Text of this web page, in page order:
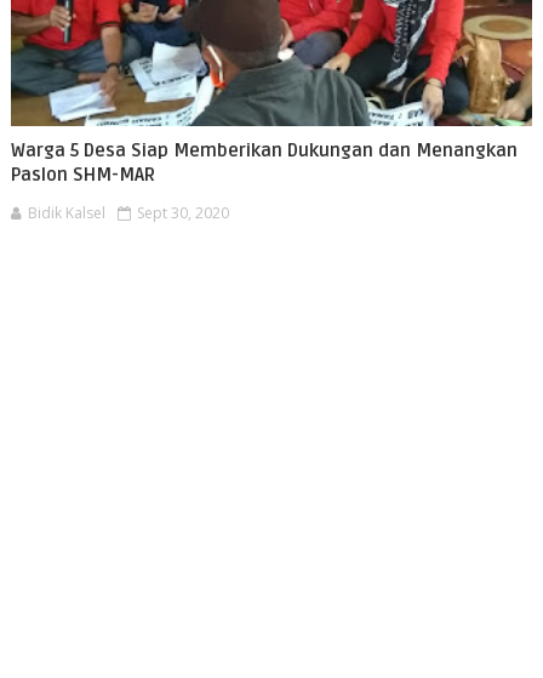
Warga 5 Desa Siap Memberikan Dukungan dan Menangkan
Paslon SHM-MAR
Bidik Kalsel Sept 30, 2020